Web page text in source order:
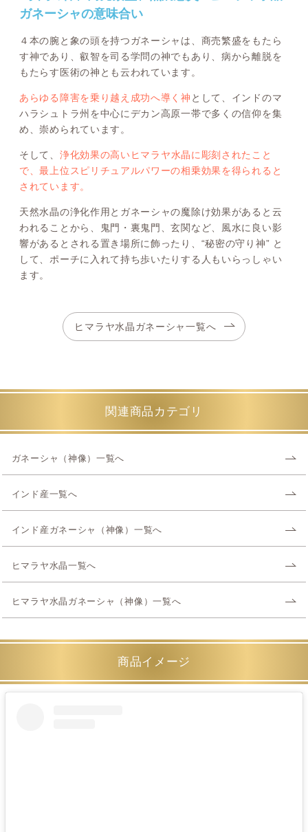
ガネーシャの意味合い
４本の腕と象の頭を持つガネーシャは、商売繁盛をもたら
す神であり、叡智を司る学問の神でもあり、病から離脱を
もたらす医術の神とも云われています。
あらゆる障害を乗り越え成功へ導く神 として、インドのマ
ハラシュトラ州を中心にデカン高原一帯で多くの信仰を集
め、崇められています。
そして、 浄化効果の高いヒマラヤ水晶に彫刻されたこと
で、最上位スピリチュアルパワーの相乗効果を得られると
されています。
天然水晶の浄化作用とガネーシャの魔除け効果があると云
われることから、鬼門・裏鬼門、玄関など、風水に良い影
響があるとされる置き場所に飾ったり、“秘密の守り神” と
して、ポーチに入れて持ち歩いたりする人もいらっしゃい
ます。
ヒマラヤ水晶ガネーシャ一覧へ
関連商品カテゴリ
ガネーシャ（神像）一覧へ
インド産一覧へ
インド産ガネーシャ（神像）一覧へ
ヒマラヤ水晶一覧へ
ヒマラヤ水晶ガネーシャ（神像）一覧へ
商品イメージ